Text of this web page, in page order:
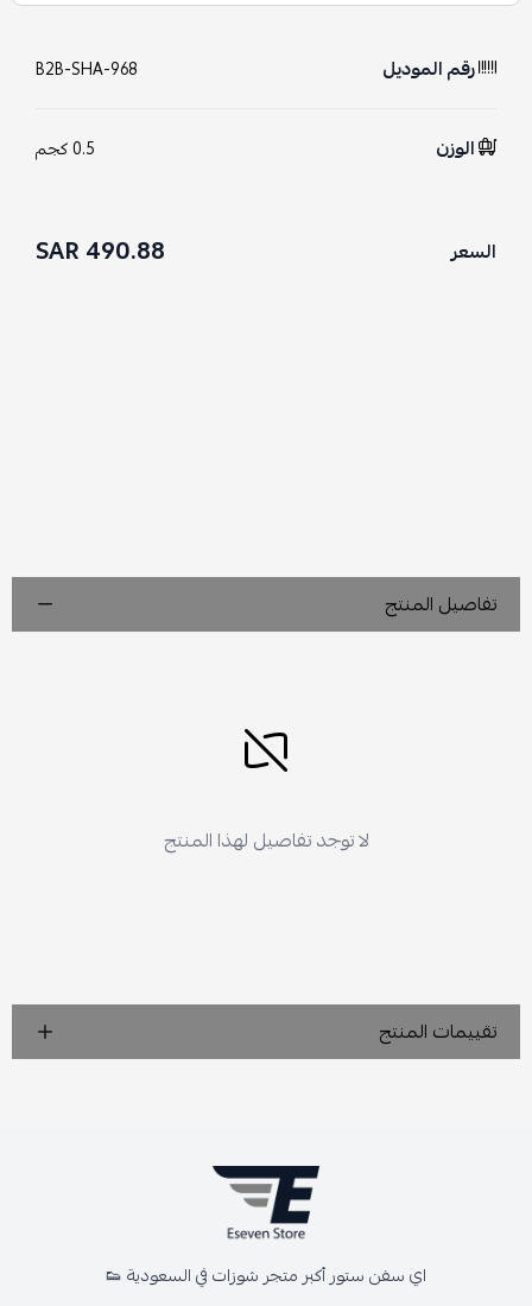
رقم الموديل B2B-SHA-968
الوزن 0.5 كجم
السعر 490.88 SAR
تفاصيل المنتج
لا توجد تفاصيل لهذا المنتج
تقييمات المنتج
اي سفن ستور أكبر متجر شوزات في السعودية 👟